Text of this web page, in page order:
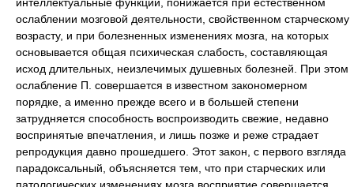
ослаблении мозговой деятельности, свойственном старческому
возрасту, и при болезненных изменениях мозга, на которых
основывается общая психическая слабость, составляющая
исход длительных, неизлечимых душевных болезней. При этом
ослабление П. совершается в известном закономерном
порядке, а именно прежде всего и в большей степени
затрудняется способность воспроизводить свежие, недавно
воспринятые впечатления, и лишь позже и реже страдает
репродукция давно прошедшего. Этот закон, с первого взгляда
парадоксальный, объясняется тем, что при старческих или